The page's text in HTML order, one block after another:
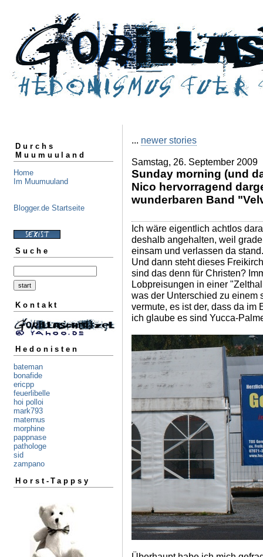
Durchs
Muumuuland
Home
Im Muumuuland
Blogger.de Startseite
Suche
Kontakt
Hedonisten
bateman
bonafide
ericpp
feuerlibelle
hoi polloi
mark793
maternus
morphine
pappnase
pathologe
sid
zampano
Horst-Tappsy
... newer stories
Samstag, 26. September 2009
Sunday morning (und
Nico hervorragend
wunderbaren Band
Ich wäre eigentlich achtlos
deshalb angehalten, weil
einsam und verlassen da
Und dann steht dieses
sind das denn für Christen?
Lobpreisungen in einer
was der Unterschied zu einem
vermute, es ist der, dass da im
ich glaube es sind Yucca-